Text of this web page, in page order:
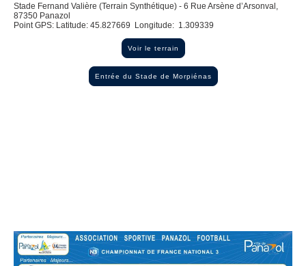
Stade Fernand Valière (Terrain Synthétique) - 6 Rue Arsène d’Arsonval,
87350 Panazol
Point GPS: Latitude: 45.827669 Longitude: 1.309339
Voir le terrain
Entrée du Stade de Morpiénas